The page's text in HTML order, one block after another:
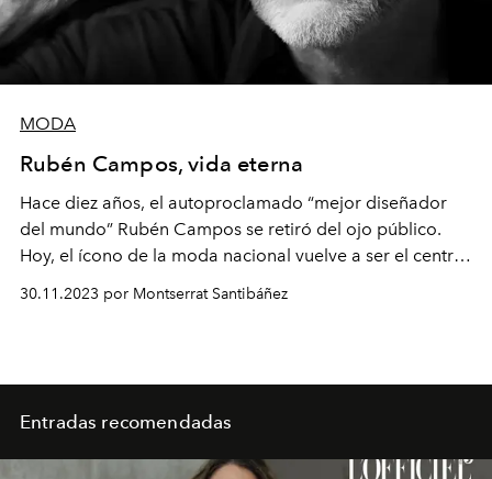
MODA
Rubén Campos, vida eterna
Hace diez años, el autoproclamado “mejor diseñador
del mundo” Rubén Campos se retiró del ojo público.
Hoy, el ícono de la moda nacional vuelve a ser el centro
planes para el futuro– tras cuatro décadas de carrera.
30.11.2023 por Montserrat Santibáñez
Entradas recomendadas